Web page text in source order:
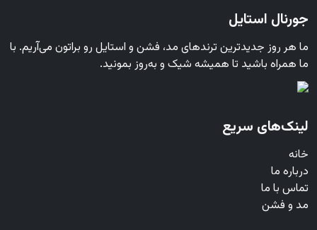
جورنال استایل
ما هر روز جدیدترین ترندهای مد، فشن و استایل رو براتون می‌آریم. با
ما همراه باشید تا همیشه شیک و به‌روز بمونید.
لینک‌های سریع
خانه
درباره ما
تماس با ما
مد و فشن